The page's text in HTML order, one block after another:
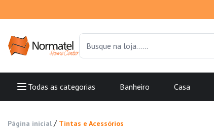
Todas as categorias Banheiro Casa
Página inicial / Tintas e Acessórios